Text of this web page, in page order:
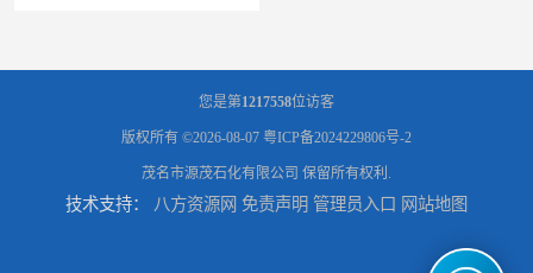
您是第1217558位访客
版权所有 ©2026-08-07 粤ICP备2024229806号-2
茂名市源茂石化有限公司 保留所有权利.
技术支持： 八方资源网 免责声明 管理员入口 网站地图